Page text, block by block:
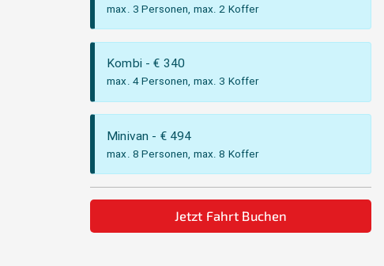
max. 3 Personen, max. 2 Koffer
Kombi - € 340
max. 4 Personen, max. 3 Koffer
Minivan - € 494
max. 8 Personen, max. 8 Koffer
Jetzt Fahrt Buchen